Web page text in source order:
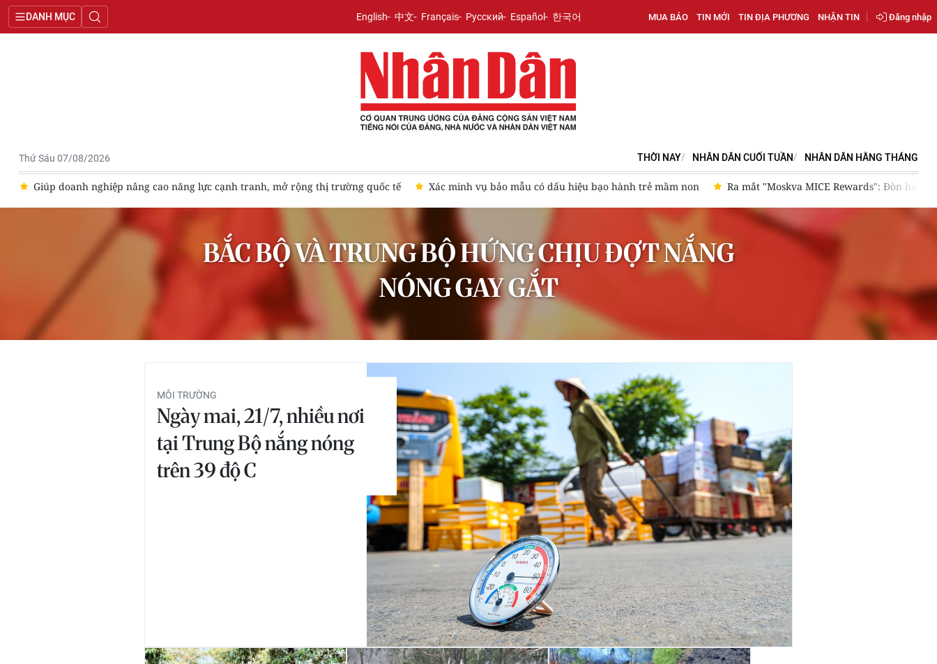
DANH MỤC English 中文 Français Русский Español 한국어 MUA BÁO TIN MỚI TIN ĐỊA PHƯƠNG NHẬN TIN Đăng nhập
Thứ Sáu 07/08/2026 THỜI NAY NHÂN DÂN CUỐI TUẦN NHÂN DÂN HẰNG THÁNG
Giúp doanh nghiệp nâng cao năng lực cạnh tranh, mở rộng thị trường quốc tế Xác minh vụ bảo mẫu có dấu hiệu bạo hành trẻ mầm non Ra mắt "Moskva MICE Rewards": Đòn bẩy
BẮC BỘ VÀ TRUNG BỘ HỨNG CHỊU ĐỢT NẮNG
NÓNG GAY GẮT
MÔI TRƯỜNG
Ngày mai, 21/7, nhiều nơi
tại Trung Bộ nắng nóng
trên 39 độ C